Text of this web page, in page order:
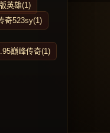
英雄(1)
奇523sy(1)
巅峰传奇(1)